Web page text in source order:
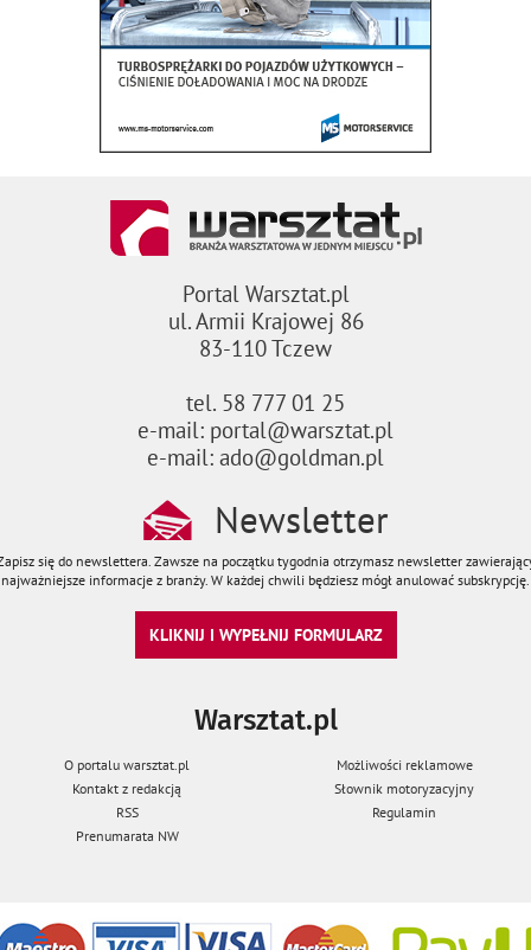
Portal Warsztat.pl
ul. Armii Krajowej 86
83-110 Tczew
tel. 58 777 01 25
e-mail: portal@warsztat.pl
e-mail: ado@goldman.pl
Newsletter
się do newslettera. Zawsze na początku tygodnia otrzymasz newsletter
najważniejsze informacje z branży. W każdej chwili będziesz mógł anulować subskrypcję.
KLIKNIJ I WYPEŁNIJ FORMULARZ
Warsztat.pl
O portalu warsztat.pl
Możliwości reklamowe
Kontakt z redakcją
Słownik motoryzacyjny
RSS
Regulamin
Prenumarata NW